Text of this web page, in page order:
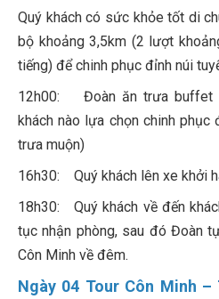
Quý khách có sức khỏe tốt di
bộ khoảng 3,5km (2 lượt
tiếng) để chinh phục đỉnh núi
12h00: Đoàn ăn trưa buffet
khách nào lựa chọn chinh
trưa muộn)
16h30: Quý khách lên xe khởi
18h30: Quý khách về đến
tục nhận phòng, sau đó Đoàn
Côn Minh về đêm.
Ngày 04 Tour Côn Minh